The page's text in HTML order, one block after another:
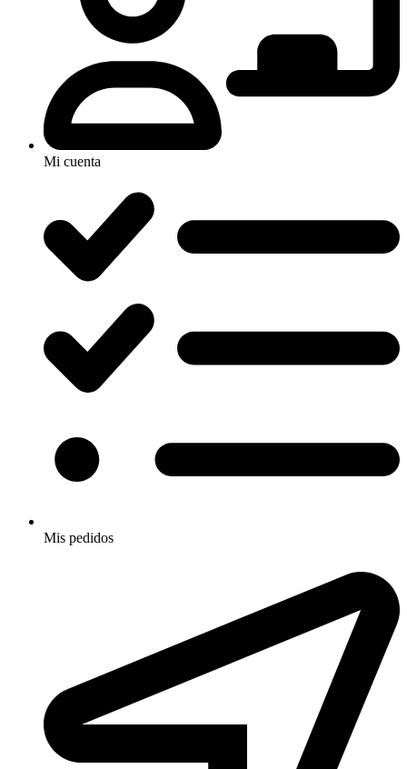
Mi cuenta
Mis pedidos